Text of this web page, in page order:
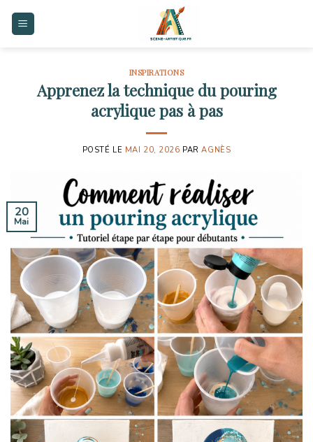
INSPIRATIONS
Apprenez la technique du pouring
acrylique pas à pas
POSTÉ LE MAI 20, 2026 PARAGNÈS
20
Mai